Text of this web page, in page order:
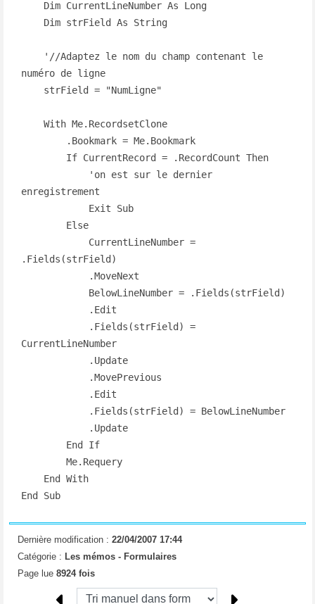
numéro de ligne
enregistrement
.Fields(strField)
CurrentLineNumber
End Sub
Dernière modification : 22/04/2007 17:44
Catégorie : Les mémos - Formulaires
Page lue 8924 fois